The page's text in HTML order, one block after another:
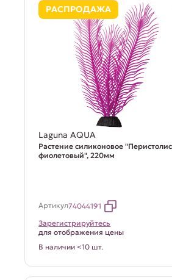
РАСПРОДАЖА
Laguna AQUA
Растение силиконовое
фиолетовый", 220мм
Артикул74044191
Зарегистрируйтесь
для отображения цены
В наличии <10 шт.